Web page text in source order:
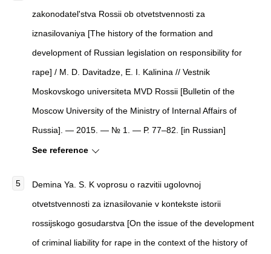
zakonodatel'stva Rossii ob otvetstvennosti za
iznasilovaniya [The history of the formation and
development of Russian legislation on responsibility for
rape] / M. D. Davitadze, E. I. Kalinina // Vestnik
Moskovskogo universiteta MVD Rossii [Bulletin of the
Moscow University of the Ministry of Internal Affairs of
Russia]. — 2015. — № 1. — Р. 77–82. [in Russian]
See reference
Demina Ya. S. K voprosu o razvitii ugolovnoj
otvetstvennosti za iznasilovanie v kontekste istorii
rossijskogo gosudarstva [On the issue of the development
of criminal liability for rape in the context of the history of